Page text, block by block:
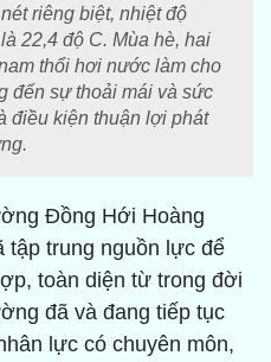
riêng biệt, nhiệt độ
22,4 độ C. Mùa hè, hai
thổi hơi nước làm cho
đến sự thoải mái và sức
điều kiện thuận lợi phát
Đồng Hới Hoàng
trung nguồn lực để
toàn diện từ trong đời
đã và đang tiếp tục
lực có chuyên môn,